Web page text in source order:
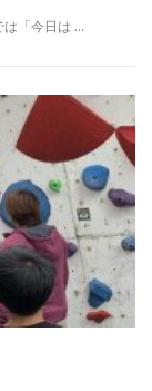
は「今日は …